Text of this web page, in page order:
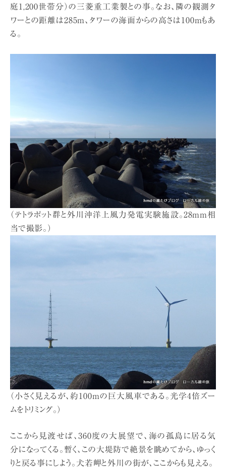
庭1,200世帯分）の三菱重工業製との事。なお、隣の観測タ
ワーとの距離は285m、タワーの海面からの高さは100mもあ
る。
（テトラポット群と外川沖洋上風力発電実験施設。28mm相
当で撮影。）
（小さく見えるが、約100mの巨大風車である。光学4倍ズー
ムをトリミング。）
ここから見渡せば、360度の大展望で、海の孤島に居る気
分になってくる。暫く、この大堤防で絶景を眺めてから、ゆっく
りと戻る事にしよう。犬若岬と外川の街が、ここからも見える。